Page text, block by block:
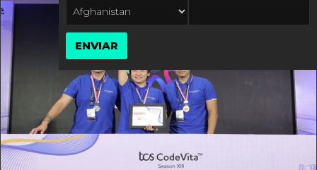
ENVIAR